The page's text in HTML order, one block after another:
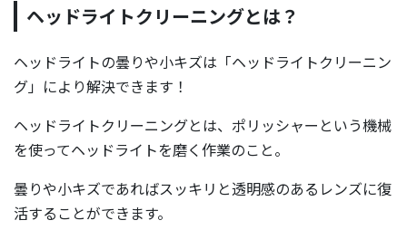
ヘッドライトクリーニングとは？
ヘッドライトの曇りや小キズは「ヘッドライトクリーニン
グ」により解決できます！
ヘッドライトクリーニングとは、ポリッシャーという機械
を使ってヘッドライトを磨く作業のこと。
曇りや小キズであればスッキリと透明感のあるレンズに復
活することができます。